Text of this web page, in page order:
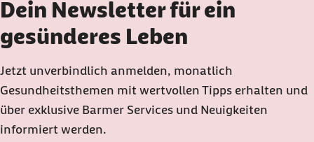
Dein Newsletter für ein
gesünderes Leben
Jetzt unverbindlich anmelden, monatlich
Gesundheitsthemen mit wertvollen Tipps erhalten und
über exklusive Barmer Services und Neuigkeiten
informiert werden.